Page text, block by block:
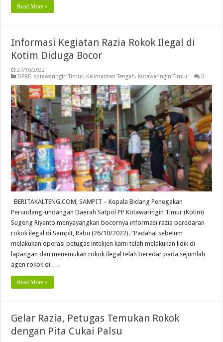
Read More »
Informasi Kegiatan Razia Rokok Ilegal di
Kotim Diduga Bocor
27/10/2022
DPRD Kotawaringin Timur, Kalimantan Tengah, Kotawaringin Timur 0
BERITAKALTENG.COM, SAMPIT – Kepala Bidang Penegakan
Perundang-undangan Daerah Satpol PP Kotawaringin Timur (Kotim)
Sugeng Riyanto menyayangkan bocornya informasi razia peredaran
rokok ilegal di Sampit, Rabu (26/10/2022). “Padahal sebelum
melakukan operasi petugas intelijen kami telah melakukan lidik di
lapangan dan menemukan rokok ilegal telah beredar pada sejumlah
agen rokok di …
Read More »
Gelar Razia, Petugas Temukan Rokok
dengan Pita Cukai Palsu